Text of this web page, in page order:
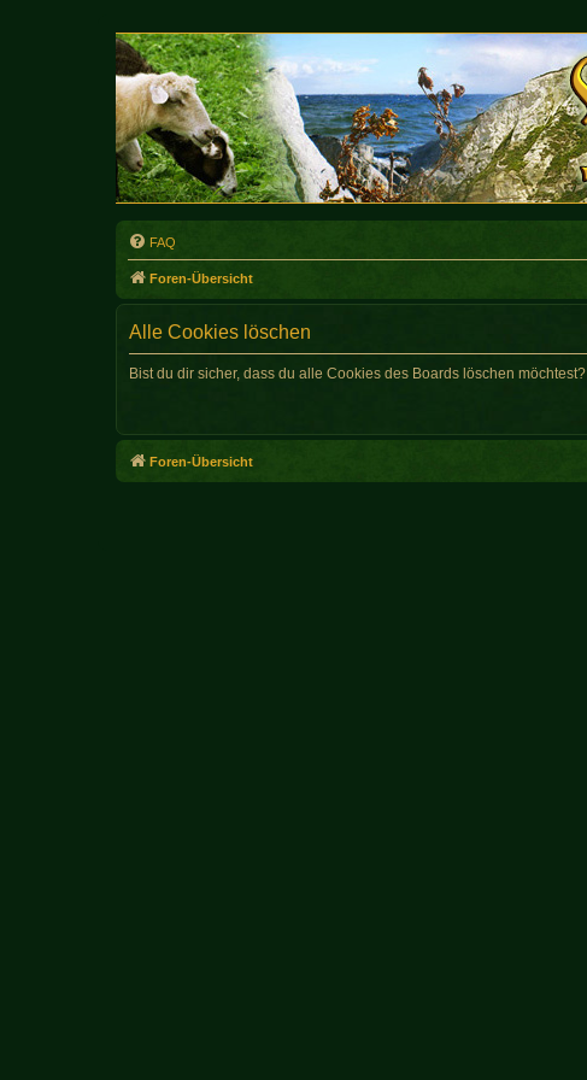
FAQ
Foren-Übersicht
Alle Cookies löschen
Bist du dir sicher, dass du alle Cookies des Boards löschen möchtest?
Foren-Übersicht